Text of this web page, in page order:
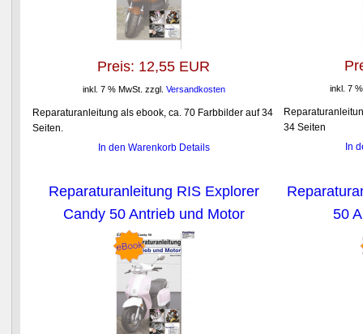
Preis: 12,55 EUR
inkl. 7 % MwSt. zzgl. Versandkosten
Reparaturanleitung als ebook, ca. 70 Farbbilder auf 34
Seiten.
In den Warenkorb Details
inkl. 7
34 Seiten
In
Reparaturanleitung RIS Explorer
Candy 50 Antrieb und Motor
50